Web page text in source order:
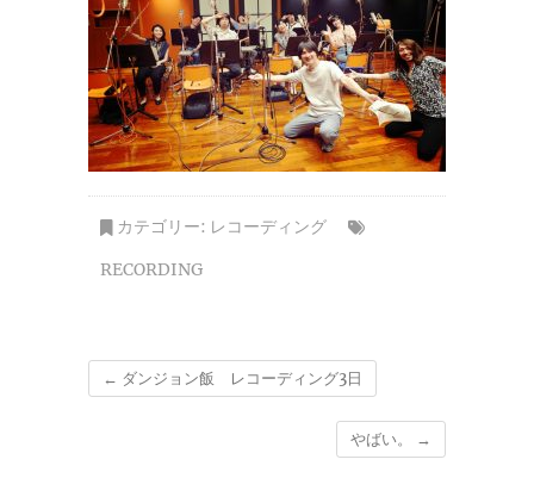
カテゴリー: レコーディング
RECORDING
← ダンジョン飯 レコーディング3日
やばい。 →